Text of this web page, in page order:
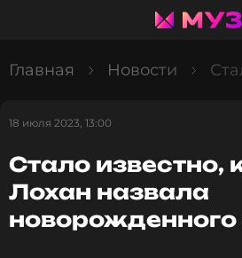
Главная Новости
18 июля 2023, 13:00
Стало известно,
Лохан назвала